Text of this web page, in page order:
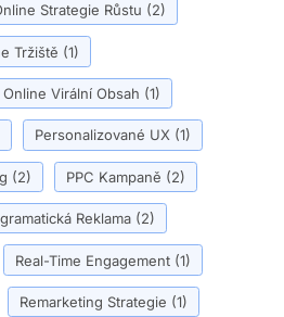
Strategie Růstu (2)
Tržiště (1)
Online Virální Obsah (1)
Personalizované UX (1)
(2) PPC Kampaně (2)
Reklama (2)
Real-Time Engagement (1)
Remarketing Strategie (1)